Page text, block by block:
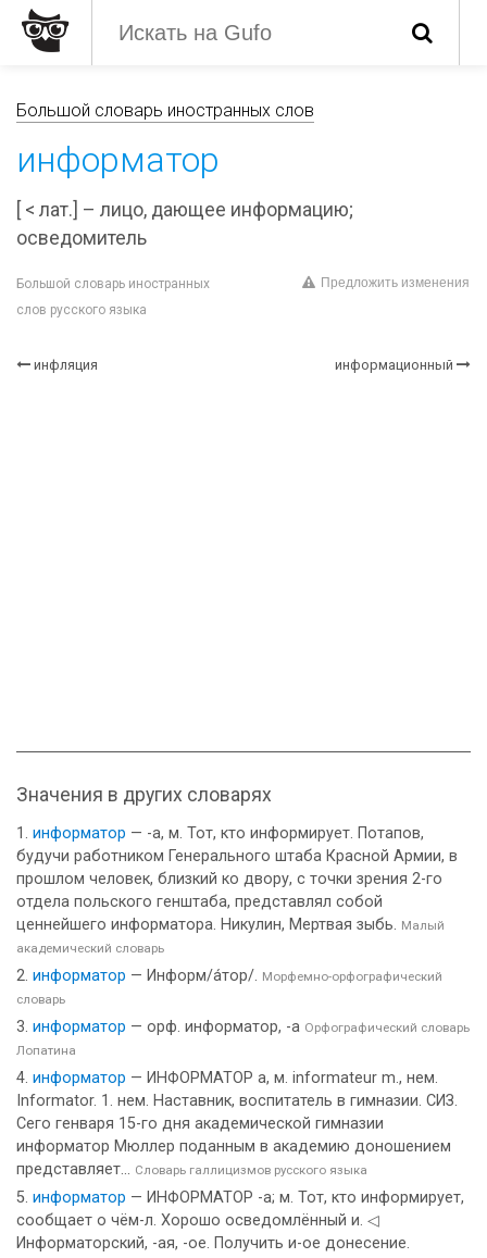
Большой словарь иностранных слов
информатор
[ < лат.] – лицо, дающее информацию;
осведомитель
Большой словарь иностранных
слов русского языка
Предложить изменения
инфляция информационный
Значения в других словарях
информатор — -а, м. Тот, кто информирует. Потапов,
будучи работником Генерального штаба Красной Армии, в
прошлом человек, близкий ко двору, с точки зрения 2-го
отдела польского генштаба, представлял собой
ценнейшего информатора. Никулин, Мертвая зыбь. Малый
академический словарь
информатор — Информ/а́тор/. Морфемно-орфографический
словарь
информатор — орф. информатор, -а Орфографический словарь
Лопатина
информатор — ИНФОРМАТОР а, м. informateur m., нем.
Informator. 1. нем. Наставник, воспитатель в гимназии. СИЗ.
Сего генваря 15-го дня академической гимназии
информатор Мюллер поданным в академию доношением
представляет... Словарь галлицизмов русского языка
информатор — ИНФОРМАТОР -а; м. Тот, кто информирует,
сообщает о чём-л. Хорошо осведомлённый и. ◁
Информаторский, -ая, -ое. Получить и-ое донесение.